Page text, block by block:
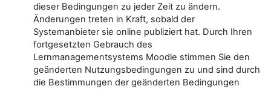
dieser Bedingungen zu jeder Zeit zu ändern.
Änderungen treten in Kraft, sobald der
Systemanbieter sie online publiziert hat. Durch Ihren
fortgesetzten Gebrauch des
Lernmanagementsystems Moodle stimmen Sie den
geänderten Nutzungsbedingungen zu und sind durch
die Bestimmungen der geänderten Bedingungen